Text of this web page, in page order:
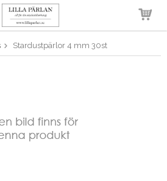
har blivit tillagd i
varukorgen
Stardustpärlor 4 mm 30st